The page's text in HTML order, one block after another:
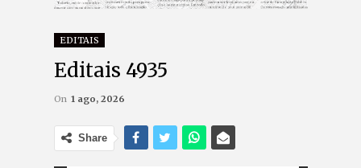
EDITAIS
Editais 4935
On 1 ago, 2026
Share